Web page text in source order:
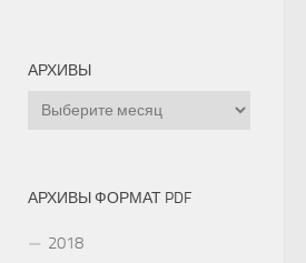
АРХИВЫ
Архивы
АРХИВЫ ФОРМАТ PDF
2018